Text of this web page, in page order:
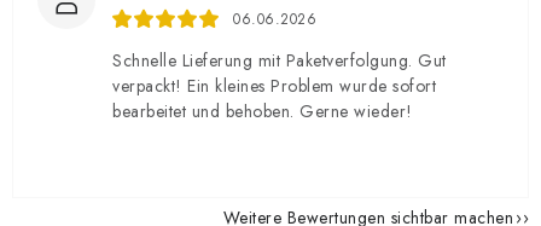
06.06.2026
Schnelle Lieferung mit Paketverfolgung. Gut
verpackt! Ein kleines Problem wurde sofort
bearbeitet und behoben. Gerne wieder!
Weitere Bewertungen sichtbar machen